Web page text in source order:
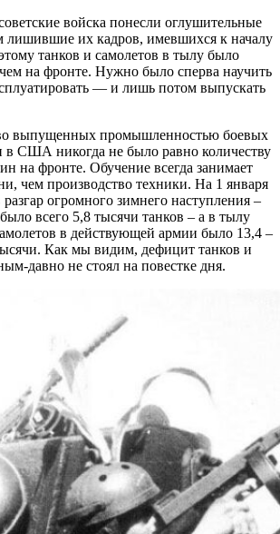
войска понесли оглушительные
лишившие их кадров, имевшихся к началу
танков и самолетов в тылу было
на фронте. Нужно было сперва научить
— и лишь потом выпускать
выпущенных промышленностью боевых
США никогда не было равно количеству
на фронте. Обучение всегда занимает
чем производство техники. На 1 января
разгар огромного зимнего наступления –
всего 5,8 тысячи танков – а в тылу
в действующей армии было 13,4 –
Как мы видим, дефицит танков и
давно не стоял на повестке дня.